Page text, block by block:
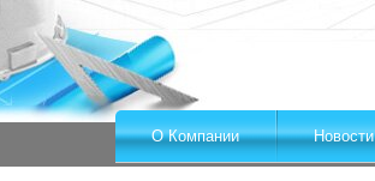
О Компании Новости